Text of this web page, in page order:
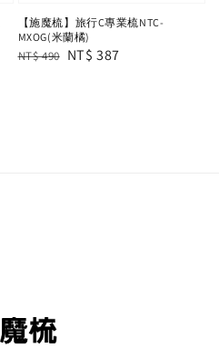
【施魔梳】旅行C專業梳NTC-
MXOG(米蘭橘)
Regular
NT$ 490 Sale
NT$ 387